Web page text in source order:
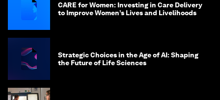
CARE for Women: Investing in Care Delivery
to Improve Women’s Lives and Livelihoods
Strategic Choices in the Age of AI: Shaping
the Future of Life Sciences